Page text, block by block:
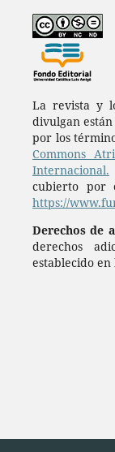
La revista y
divulgan
por los
Commons
Internacional.
cubierto por
https://
Derechos de
derechos
establecido